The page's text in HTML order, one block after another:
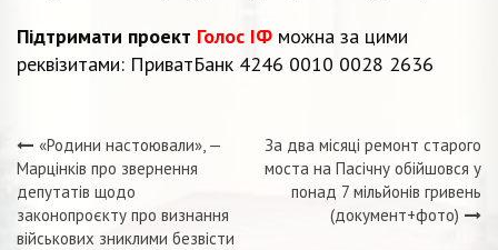
Підтримати проект Голос ІФ можна за цими
реквізитами: ПриватБанк 4246 0010 0028 2636
Навігація
записів
«Родини настоювали», —
Марцінків про звернення
депутатів щодо
законопроєкту про визнання
військових зниклими безвісти
За два місяці ремонт старого
моста на Пасічну обійшовся у
понад 7 мільйонів гривень
(документ+фото)